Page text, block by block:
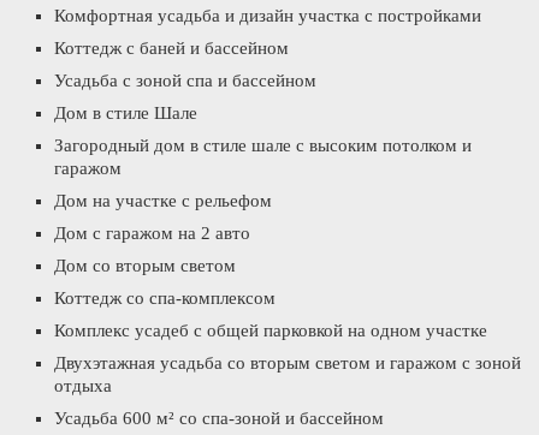
Комфортная усадьба и дизайн участка с постройками
Коттедж с баней и бассейном
Усадьба с зоной спа и бассейном
Дом в стиле Шале
Загородный дом в стиле шале с высоким потолком и
гаражом
Дом на участке с рельефом
Дом с гаражом на 2 авто
Дом со вторым светом
Коттедж со спа-комплексом
Комплекс усадеб с общей парковкой на одном участке
Двухэтажная усадьба со вторым светом и гаражом с зоной
отдыха
Усадьба 600 м² со спа-зоной и бассейном